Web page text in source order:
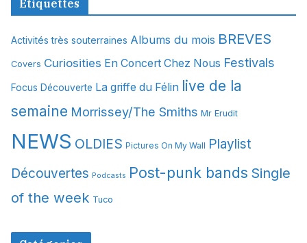
v
e
Étiquettes
Activités très souterraines Albums du mois BREVES
Covers Curiosities En Concert Chez Nous Festivals
Focus Découverte La griffe du Félin live de la
semaine Morrissey/The Smiths Mr Erudit
NEWS OLDIES Pictures On My Wall Playlist
Découvertes Podcasts Post-punk bands Single
of the week Tuco